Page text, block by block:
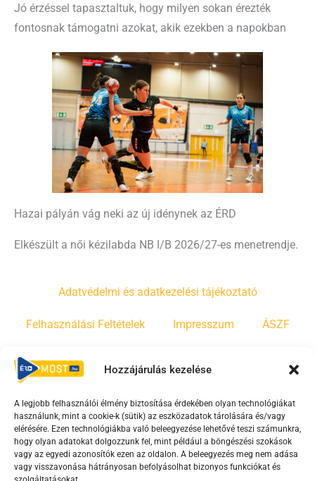
Hozzájárulás kezelése
A legjobb felhasználói élmény biztosítása érdekében olyan technológiákat
használunk, mint a cookie-k (sütik) az eszközadatok tárolására és/vagy
elérésére. Ezen technológiákba való beleegyezése lehetővé teszi számunkra,
hogy olyan adatokat dolgozzunk fel, mint például a böngészési szokások
vagy az egyedi azonosítók ezen az oldalon. A beleegyezés meg nem adása
vagy visszavonása hátrányosan befolyásolhat bizonyos funkciókat és
Jó érzéssel tapasztaltuk, hogy milyen sokan érezték
fontosnak támogatni azokat, akik ezekben a napokban
Hazai pályán vág neki az új idénynek az ÉRD
Elkészült a női kézilabda NB I/B 2026/27-es menetrendje.
Adatvédelmi és adatkezelési tájékoztató
Felhasználási Feltételek Impresszum ÁSZF
Irányelvek
F
a
c
e
Y
o
u
t
T
i
k
t